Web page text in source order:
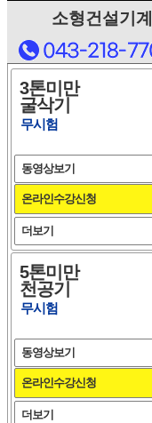
소형건설기계
3톤미만
굴삭기
무시험
더보기
온라인수강신청
동영상보기
5톤미만
천공기
무시험
더보기
온라인수강신청
동영상보기